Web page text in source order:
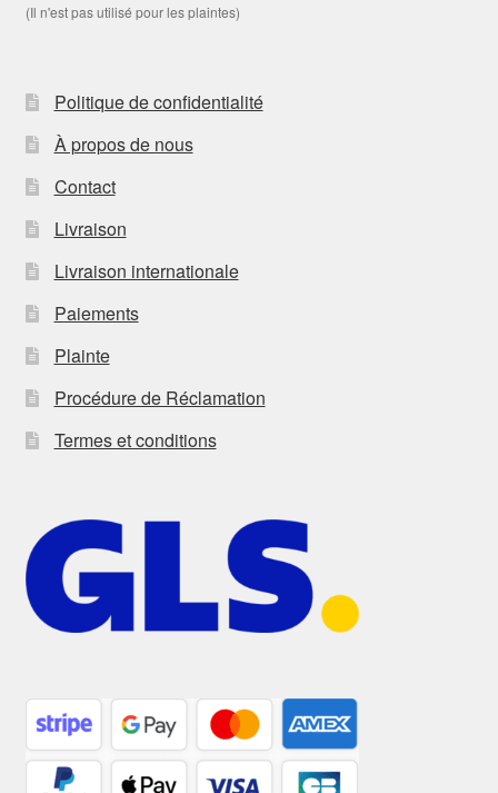
(Il n'est pas utilisé pour les plaintes)
Politique de confidentialité
À propos de nous
Contact
Livraison
Livraison internationale
Paiements
Plainte
Procédure de Réclamation
Termes et conditions